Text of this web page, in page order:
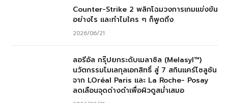
Counter-Strike 2 พลิกโฉมวงการเกมแข่งขัน
อย่างไร และทำไมใคร ๆ ก็พูดถึง
2026/06/21
ลอรีอัล กรุ๊ปยกระดับเมลาซิล (Melasyl™)
นวัตกรรมโมเลกุลเอกสิทธิ์ สู่ 7 สกินแคร์โซลูชัน
จาก LOréal Paris และ La Roche- Posay
ลดเลือนจุดด่างดำเพื่อผิวดูสม่ำเสมอ